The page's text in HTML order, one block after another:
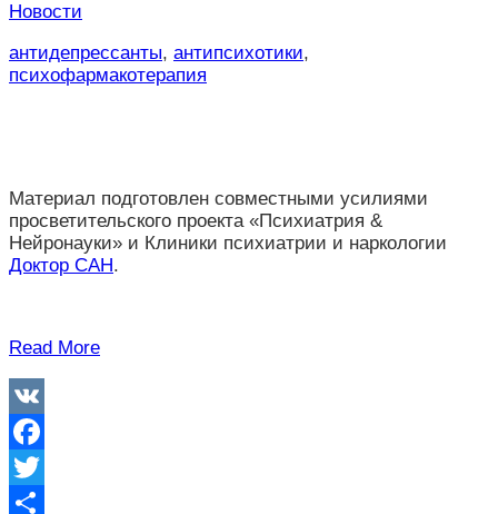
Новости
антидепрессанты, антипсихотики,
психофармакотерапия
Материал подготовлен совместными усилиями
просветительского проекта «Психиатрия &
Нейронауки» и Клиники психиатрии и наркологии
Доктор САН.
Read More
VK
Facebook
Twitter